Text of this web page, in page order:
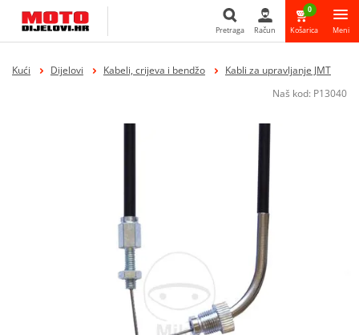
Pretraga
Pretraga Račun
0
Košarica Meni
Kući Dijelovi Kabeli, crijeva i bendžo
Kabli za upravljanje JMT
Naš kod: P13040